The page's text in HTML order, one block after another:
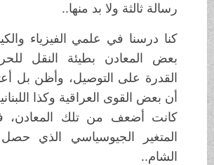
رسالة ثالثة ولا بد منها..
كنا درسنا في علمي الفيزياء
بعض المعادن بطيئة النقل
القدرة على التوصيل، وأظن بل
أن بعض القوى العراقية وكذا اللبنانية
كانت أضعف من تلك المعادن، في
المتغير الجيوسياسي الذي
الشام..